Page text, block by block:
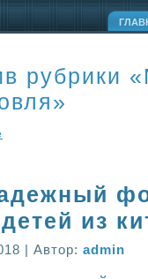
рубрики
из
| Автор: admin